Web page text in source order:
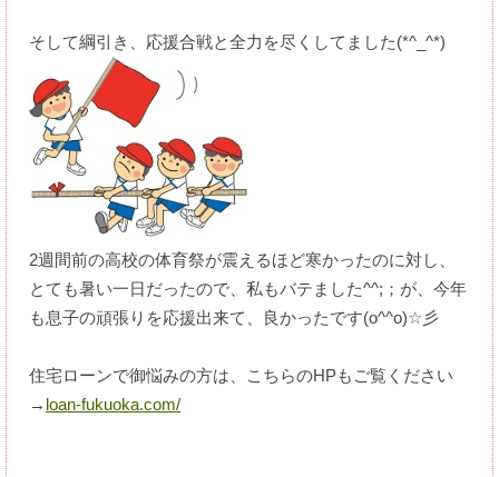
そして綱引き、応援合戦と全力を尽くしてました(*^_^*)
2週間前の高校の体育祭が震えるほど寒かったのに対し、
とても暑い一日だったので、私もバテました^^;；が、今年
も息子の頑張りを応援出来て、良かったです(o^^o)☆彡
住宅ローンで御悩みの方は、こちらのHPもご覧ください
→ loan-fukuoka.com/